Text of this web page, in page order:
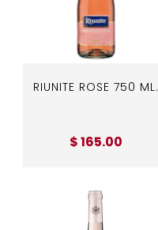
RIUNITE ROSE 750 ML.
$ 165.00